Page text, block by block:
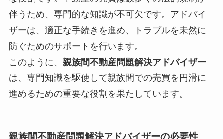
伴うため、専門的な知識が不可欠です。アドバイ
ザーは、適正な手続きを進め、トラブルを未然に
防ぐためのサポートを行います。
このように、 親族間不動産問題解決アドバイザー
は、専門知識を駆使して親族間での売買を円滑に
進めるための重要な役割を果たしています。
親族間不動産問題解決アドバイザーの必要性